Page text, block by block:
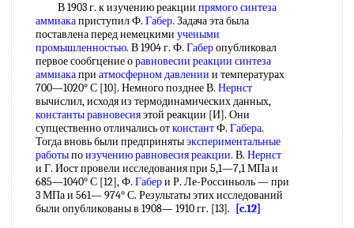
В 1903 г. к изучению реакции прямого синтеза
аммиакаприступил Ф. Габер. Задача эта была
поставлена перед немецкими учеными
промышленностью. В 1904 г. Ф. Габеропубликовал
первое сообгцение оравновесии реакции синтеза
аммиакапри атмосферном давлении и температурах
700—1020° С [10]. Немного позднее В. Нернст
вычислил, исходя из термодинамических данных,
константы равновесияэтой реакции [И]. Они
супцественно отличались отконстантФ. Габера.
Тогда вновь были предпринятыэкспериментальные
работыпоизучению равновесия реакции. В. Нернст
и Г. Иост провели исследования при 5,1—7,1 МПа и
685—1040° С [12], Ф. Габери Р. Ле-Россиньоль — при
3 МПа и 561— 974° С. Результаты этих исследований
были опубликованы в 1908— 1910 гг. [13].
[c.12]